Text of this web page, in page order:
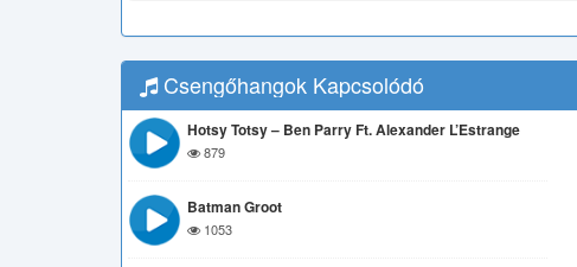
Csengőhangok Kapcsolódó
Hotsy Totsy – Ben Parry Ft. Alexander L’Estrange
879
Batman Groot
1053